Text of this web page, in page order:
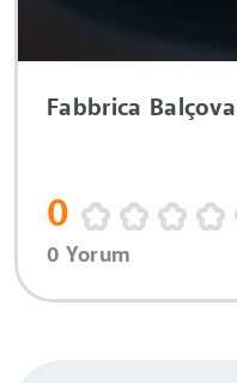
Fabbrica Balçova
0
0 Yorum